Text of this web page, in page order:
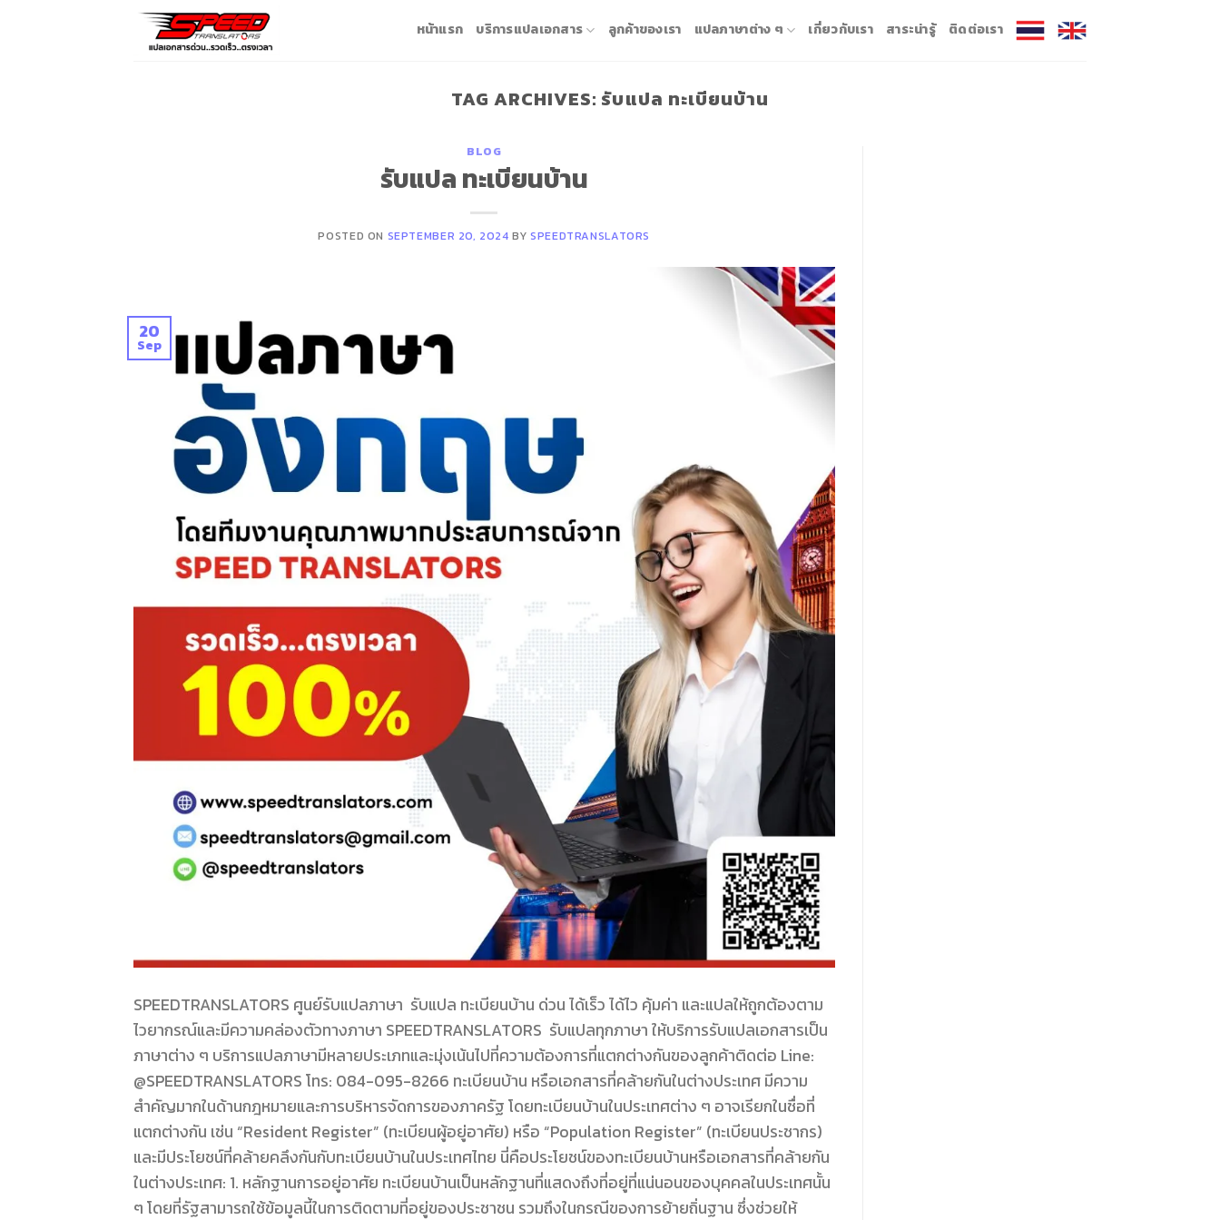
หน้าแรก บริการแปลเอกสาร ลูกค้าของเรา แปลภาษาต่าง ๆ เกี่ยวกับเรา สาระน่ารู้ ติดต่อเรา
TAG ARCHIVES: รับแปล ทะเบียนบ้าน
BLOG
รับแปล ทะเบียนบ้าน
POSTED ON SEPTEMBER 20, 2024 BYSPEEDTRANSLATORS
20
Sep
SPEEDTRANSLATORS ศูนย์รับแปลภาษา รับแปล ทะเบียนบ้าน ด่วน ได้เร็ว ได้ไว คุ้มค่า และแปลให้ถูกต้องตาม
ไวยากรณ์และมีความคล่องตัวทางภาษา SPEEDTRANSLATORS รับแปลทุกภาษา ให้บริการรับแปลเอกสารเป็น
ภาษาต่าง ๆ บริการแปลภาษามีหลายประเภทและมุ่งเน้นไปที่ความต้องการที่แตกต่างกันของลูกค้าติดต่อ Line:
@SPEEDTRANSLATORS โทร: 084-095-8266 ทะเบียนบ้าน หรือเอกสารที่คล้ายกันในต่างประเทศ มีความ
สำคัญมากในด้านกฎหมายและการบริหารจัดการของภาครัฐ โดยทะเบียนบ้านในประเทศต่าง ๆ อาจเรียกในชื่อที่
แตกต่างกัน เช่น “Resident Register” (ทะเบียนผู้อยู่อาศัย) หรือ “Population Register” (ทะเบียนประชากร)
และมีประโยชน์ที่คล้ายคลึงกันกับทะเบียนบ้านในประเทศไทย นี่คือประโยชน์ของทะเบียนบ้านหรือเอกสารที่คล้ายกัน
ในต่างประเทศ: 1. หลักฐานการอยู่อาศัย ทะเบียนบ้านเป็นหลักฐานที่แสดงถึงที่อยู่ที่แน่นอนของบุคคลในประเทศนั้น
ๆ โดยที่รัฐสามารถใช้ข้อมูลนี้ในการติดตามที่อยู่ของประชาชน รวมถึงในกรณีของการย้ายถิ่นฐาน ซึ่งช่วยให้